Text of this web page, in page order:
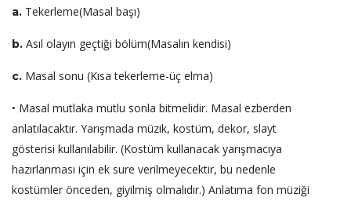
a. Tekerleme(Masal başı)
b. Asıl olayın geçtiği bölüm(Masalın kendisi)
c. Masal sonu (Kısa tekerleme-üç elma)
• Masal mutlaka mutlu sonla bitmelidir. Masal ezberden
anlatılacaktır. Yarışmada müzik, kostüm, dekor, slayt
gösterisi kullanılabilir. (Kostüm kullanacak yarışmacıya
hazırlanması için ek sure verilmeyecektir, bu nedenle
kostümler önceden, giyilmiş olmalıdır.) Anlatıma fon müziği